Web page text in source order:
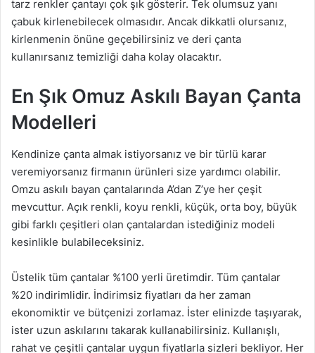
tarz renkler çantayı çok şık gösterir. Tek olumsuz yanı
çabuk kirlenebilecek olmasıdır. Ancak dikkatli olursanız,
kirlenmenin önüne geçebilirsiniz ve deri çanta
kullanırsanız temizliği daha kolay olacaktır.
En Şık Omuz Askılı Bayan Çanta
Modelleri
Kendinize çanta almak istiyorsanız ve bir türlü karar
veremiyorsanız firmanın ürünleri size yardımcı olabilir.
Omzu askılı bayan çantalarında A’dan Z’ye her çeşit
mevcuttur. Açık renkli, koyu renkli, küçük, orta boy, büyük
gibi farklı çeşitleri olan çantalardan istediğiniz modeli
kesinlikle bulabileceksiniz.
Üstelik tüm çantalar %100 yerli üretimdir. Tüm çantalar
%20 indirimlidir. İndirimsiz fiyatları da her zaman
ekonomiktir ve bütçenizi zorlamaz. İster elinizde taşıyarak,
ister uzun askılarını takarak kullanabilirsiniz. Kullanışlı,
rahat ve çeşitli çantalar uygun fiyatlarla sizleri bekliyor. Her